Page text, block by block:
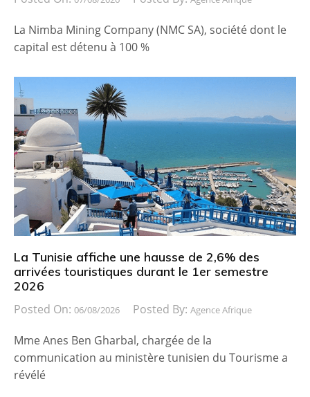
La Nimba Mining Company (NMC SA), société dont le
capital est détenu à 100 %
La Tunisie affiche une hausse de 2,6% des
arrivées touristiques durant le 1er semestre
2026
Posted On: 06/08/2026 Posted By: Agence Afrique
Mme Anes Ben Gharbal, chargée de la
communication au ministère tunisien du Tourisme a
révélé